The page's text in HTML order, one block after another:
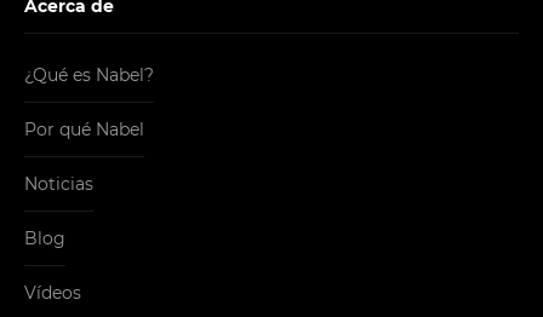
Acerca de
¿Qué es Nabel?
Por qué Nabel
Noticias
Blog
Vídeos